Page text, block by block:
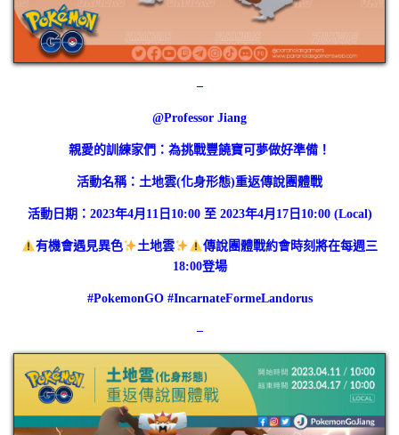
–
@Professor Jiang
親愛的訓練家們：為挑戰豐饒寶可夢做好準備！
活動名稱：土地雲(化身形態)重返傳說團體戰
活動日期：2023年4月11日10:00 至 2023年4月17日10:00 (Local)
有機會遇見異色 土地雲
傳說團體戰約會時刻將在每週三
18:00登場
#PokemonGO #IncarnateFormeLandorus
–